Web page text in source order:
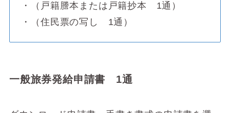
・（戸籍謄本または戸籍抄本 1通）
・（住民票の写し 1通）
一般旅券発給申請書 1通